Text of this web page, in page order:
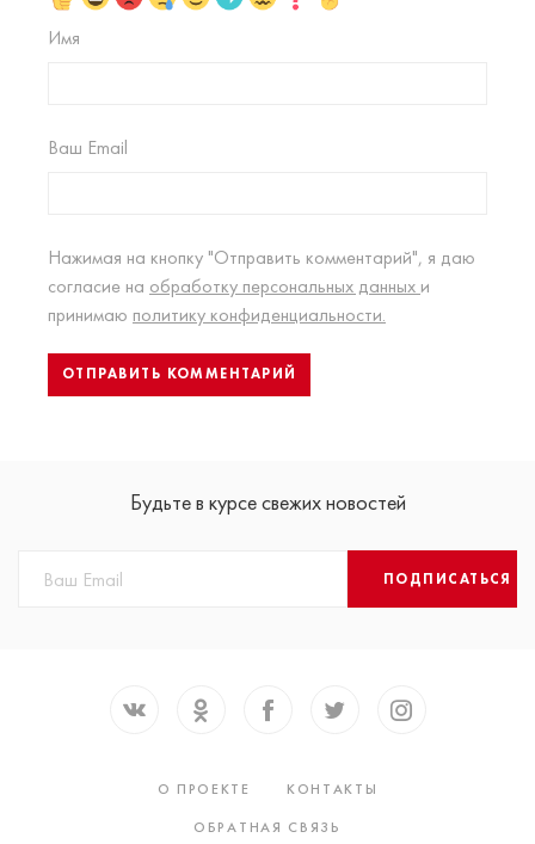
Имя
Ваш Email
Нажимая на кнопку "Отправить комментарий", я даю
согласие на обработку персональных данных и
принимаю политику конфиденциальности.
Будьте в курсе свежих новостей
ПОДПИСАТЬСЯ
О ПРОЕКТЕ
КОНТАКТЫ
ОБРАТНАЯ СВЯЗЬ